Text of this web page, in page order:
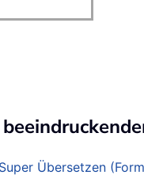
Super Übersetzen